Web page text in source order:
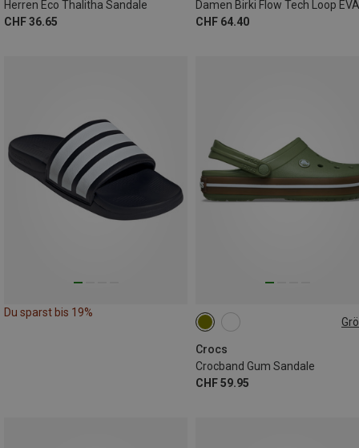
Herren Eco Thalitha Sandale
CHF 36.65
CHF 64.40
Du sparst bis 19%
Crocs
Crocband Gum Sandale
CHF 59.95